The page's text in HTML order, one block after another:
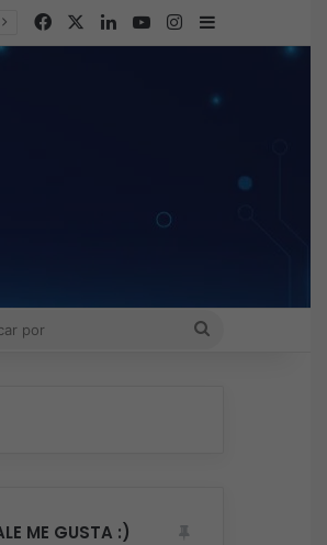
FacebookLinkedInYouTubeInstagram
Barra lateral
BUSCAR
ME GUSTA :)